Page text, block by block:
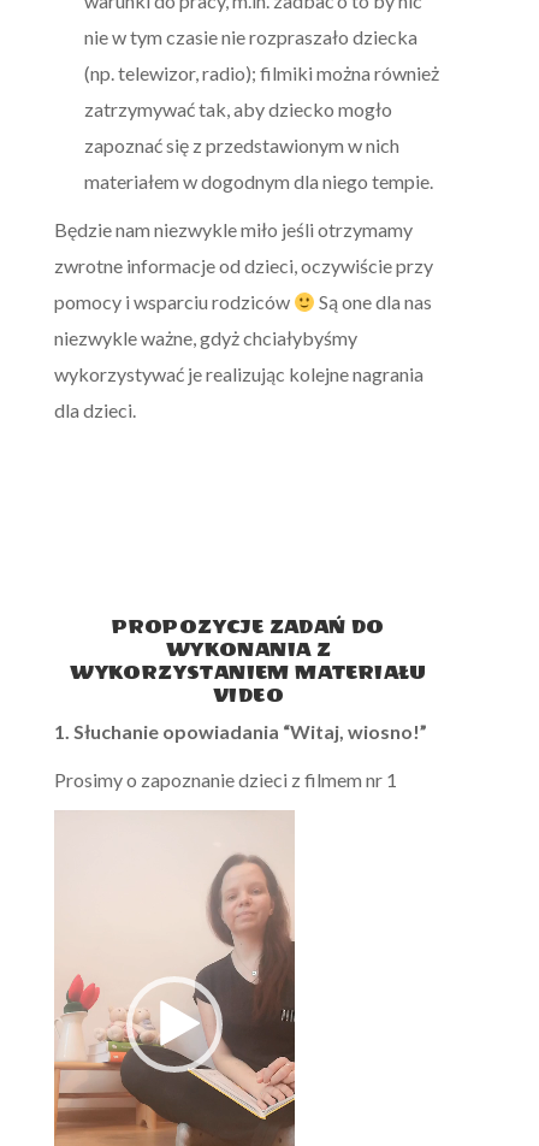
nie w tym czasie nie rozpraszało dziecka
(np. telewizor, radio); filmiki można również
zatrzymywać tak, aby dziecko mogło
zapoznać się z przedstawionym w nich
materiałem w dogodnym dla niego tempie.
Będzie nam niezwykle miło jeśli otrzymamy
zwrotne informacje od dzieci, oczywiście przy
pomocy i wsparciu rodziców
Są one dla nas
niezwykle ważne, gdyż chciałybyśmy
wykorzystywać je realizując kolejne nagrania
dla dzieci.
PROPOZYCJE ZADAŃ DO
WYKONANIA Z
WYKORZYSTANIEM MATERIAŁU
VIDEO
1. Słuchanie opowiadania “Witaj, wiosno!”
Prosimy o zapoznanie dzieci z filmem nr 1